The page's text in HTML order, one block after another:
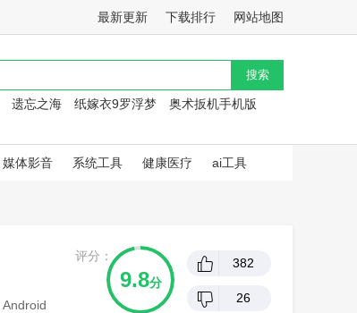
最新更新 下载排行 网站地图
遗忘之海 纸嫁衣9罗浮梦 奥术扳机手机版
媒体影音 系统工具 健康医疗 ai工具
Android
评分：
9.8分
382
26